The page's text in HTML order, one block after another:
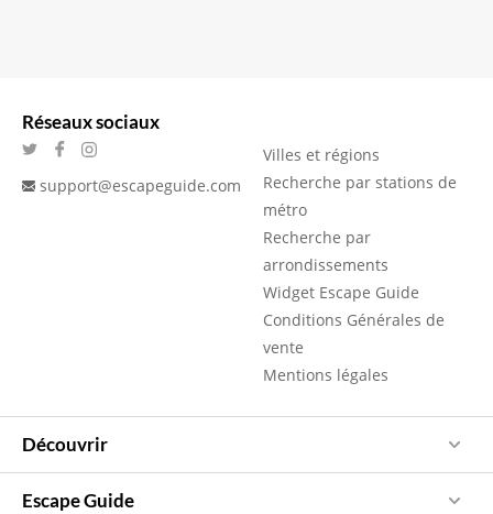
Réseaux sociaux
support@escapeguide.com
Villes et régions
Recherche par stations de
métro
Recherche par
arrondissements
Widget Escape Guide
Conditions Générales de
vente
Mentions légales
Découvrir
Escape Guide